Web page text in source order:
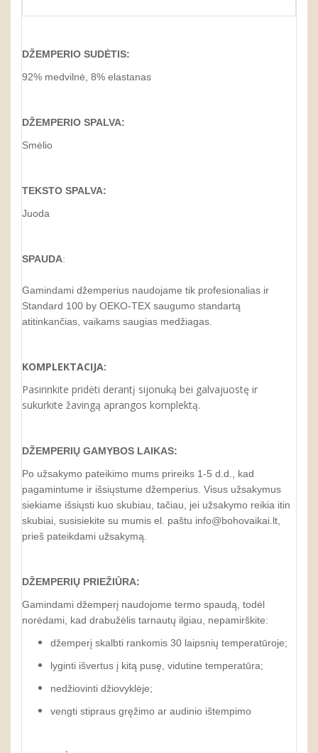
DŽEMPERIO SUDĖTIS:
92% medvilnė, 8% elastanas
DŽEMPERIO SPALVA:
Smėlio
TEKSTO SPALVA:
Juoda
SPAUDA:
Gamindami džemperius naudojame tik profesionalias ir
Standard 100 by OEKO-TEX saugumo standartą
atitinkančias, vaikams saugias medžiagas.
KOMPLEKTACIJA:
Pasirinkite pridėti derantį sijonuką bei galvajuostę ir
sukurkite žavingą aprangos komplektą.
DŽEMPERIŲ GAMYBOS LAIKAS:
Po užsakymo pateikimo mums prireiks 1-5 d.d., kad
pagamintume ir išsiųstume džemperius. Visus užsakymus
siekiame išsiųsti kuo skubiau, tačiau, jei užsakymo reikia itin
skubiai, susisiekite su mumis el. paštu info@bohovaikai.lt,
prieš pateikdami užsakymą.
DŽEMPERIŲ PRIEŽIŪRA:
Gamindami džemperį naudojome termo spaudą, todėl
norėdami, kad drabužėlis tarnautų ilgiau, nepamirškite:
džemperį skalbti rankomis 30 laipsnių temperatūroje;
lyginti išvertus į kitą pusę, vidutine temperatūra;
nedžiovinti džiovyklėje;
vengti stipraus gręžimo ar audinio ištempimo